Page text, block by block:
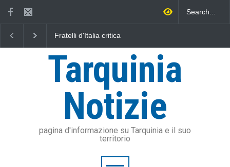
Fratelli d'Italia critica
dell'addizionale IRPEF: "una
stangata per i cittadini"
L'Università della Tuscia e
Viterbo uniti nella difesa del
Tarquinia
Notizie
pagina d'informazione su Tarquinia e il suo
territorio